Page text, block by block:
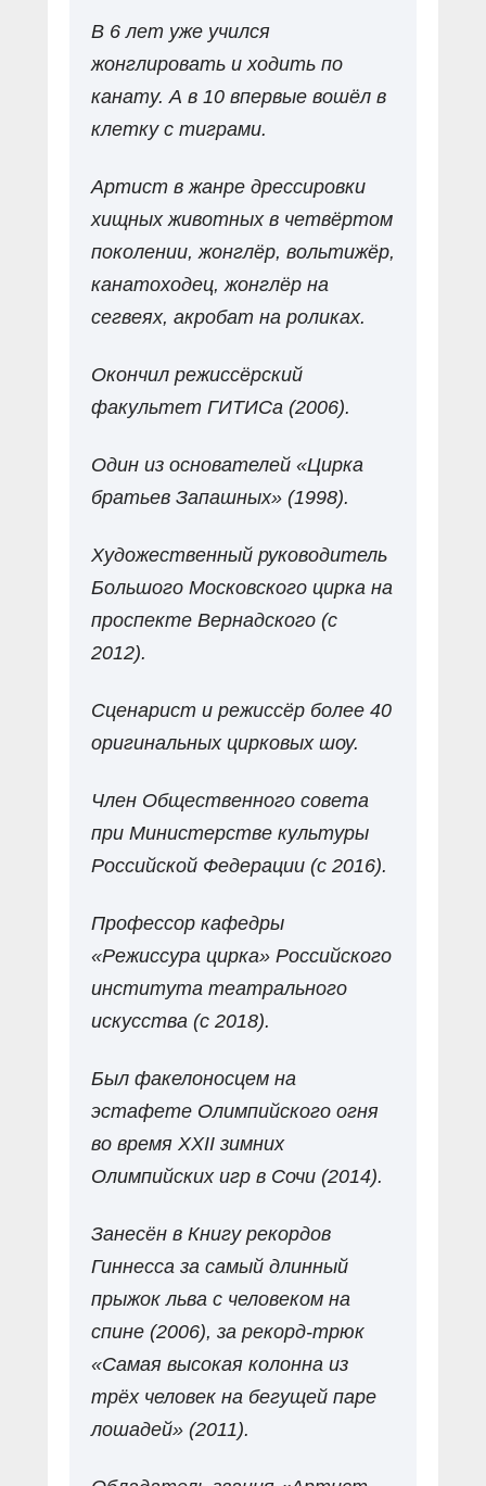
В 6 лет уже учился
жонглировать и ходить по
канату. А в 10 впервые вошёл в
клетку с тиграми.
Артист в жанре дрессировки
хищных животных в четвёртом
поколении, жонглёр, вольтижёр,
канатоходец, жонглёр на
сегвеях, акробат на роликах.
Окончил режиссёрский
факультет ГИТИСа (2006).
Один из основателей «Цирка
братьев Запашных» (1998).
Художественный руководитель
Большого Московского цирка на
проспекте Вернадского (с
2012).
Сценарист и режиссёр более 40
оригинальных цирковых шоу.
Член Общественного совета
при Министерстве культуры
Российской Федерации (с 2016).
Профессор кафедры
«Режиссура цирка» Российского
института театрального
искусства (с 2018).
Был факелоносцем на
эстафете Олимпийского огня
во время XXII зимних
Олимпийских игр в Сочи (2014).
Занесён в Книгу рекордов
Гиннесса за самый длинный
прыжок льва с человеком на
спине (2006), за рекорд-трюк
«Самая высокая колонна из
трёх человек на бегущей паре
лошадей» (2011).